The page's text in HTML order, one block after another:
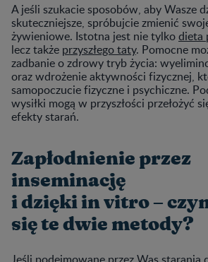
A jeśli szukacie sposobów, aby Wasze
skuteczniejsze, spróbujcie zmienić
żywieniowe. Istotna jest nie tylkodieta
lecz także przyszłego taty. Pomocne
zadbanie o zdrowy tryb życia:
oraz wdrożenie aktywności fizycznej,
samopoczucie fizyczne i psychiczne.
wysiłki mogą w przyszłości przełożyć
efekty starań.
Zapłodnienie przez
inseminację
i dzięki in vitro –
się te dwie metody?